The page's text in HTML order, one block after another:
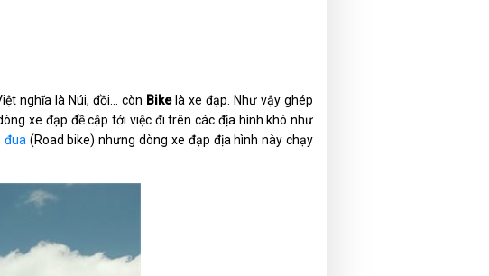
nghĩa là Núi, đồi... còn Bike là xe đạp. Như vậy ghép
xe đạp đề cập tới việc đi trên các địa hình khó như
đua(Road bike) nhưng dòng xe đạp địa hình này chạy